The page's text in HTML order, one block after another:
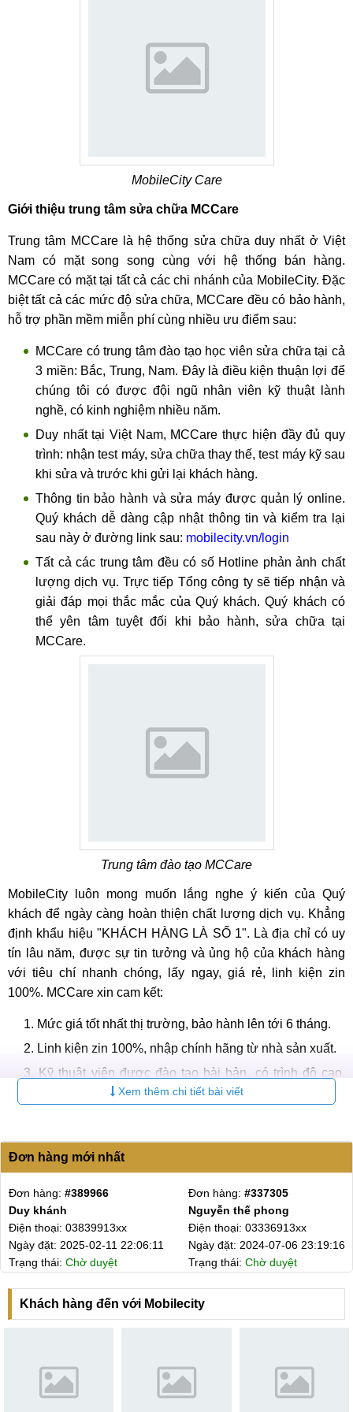
MobileCity Care
Giới thiệu trung tâm sửa chữa MCCare
Trung tâm MCCare là hệ thống sửa chữa duy nhất ở Việt
Nam có mặt song song cùng với hệ thống bán hàng.
MCCare có mặt tại tất cả các chi nhánh của MobileCity. Đặc
biệt tất cả các mức độ sửa chữa, MCCare đều có bảo hành,
hỗ trợ phần mềm miễn phí cùng nhiều ưu điểm sau:
MCCare có trung tâm đào tạo học viên sửa chữa tại cả
3 miền: Bắc, Trung, Nam. Đây là điều kiện thuận lợi để
chúng tôi có được đội ngũ nhân viên kỹ thuật lành
nghề, có kinh nghiệm nhiều năm.
Duy nhất tại Việt Nam, MCCare thực hiện đầy đủ quy
trình: nhận test máy, sửa chữa thay thế, test máy kỹ sau
khi sửa và trước khi gửi lại khách hàng.
Thông tin bảo hành và sửa máy được quản lý online.
Quý khách dễ dàng cập nhật thông tin và kiểm tra lại
sau này ở đường link sau: mobilecity.vn/login
Tất cả các trung tâm đều có số Hotline phản ảnh chất
lượng dịch vụ. Trực tiếp Tổng công ty sẽ tiếp nhận và
giải đáp mọi thắc mắc của Quý khách. Quý khách có
thể yên tâm tuyệt đối khi bảo hành, sửa chữa tại
MCCare.
Trung tâm đào tạo MCCare
MobileCity luôn mong muốn lắng nghe ý kiến của Quý
khách để ngày càng hoàn thiện chất lượng dịch vụ. Khẳng
định khẩu hiệu "KHÁCH HÀNG LÀ SỐ 1". Là địa chỉ có uy
tín lâu năm, được sự tin tưởng và ủng hộ của khách hàng
với tiêu chí nhanh chóng, lấy ngay, giá rẻ, linh kiện zin
100%. MCCare xin cam kết:
Mức giá tốt nhất thị trường, bảo hành lên tới 6 tháng.
Linh kiện zin 100%, nhập chính hãng từ nhà sản xuất.
Kỹ thuật viên được đào tạo bài bản, có trình độ cao,
kinh nghiệm làm việc lâu năm.
Thời gian thay main Xiaomi Redmi Note 12 Pro nhanh
Có nhiều quà tặng, khuyến mãi hấp dẫn.
Xem thêm chi tiết bài viết
Đơn hàng mới nhất
Đơn hàng: #389966
Duy khánh
Điện thoại: 03839913xx
Ngày đặt: 2025-02-11 22:06:11
Trạng thái: Chờ duyệt
Đơn hàng: #337305
Nguyễn thế phong
Điện thoại: 03336913xx
Ngày đặt: 2024-07-06 23:19:16
Trạng thái: Chờ duyệt
Khách hàng đến với Mobilecity